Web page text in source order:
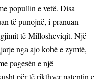
popullin e vetë. Disa
të punojnë, i pranuan
të Millosheviqit. Një
nga ajo kohë e zymtë,
pagesën e një
për të rikthyer patentin e